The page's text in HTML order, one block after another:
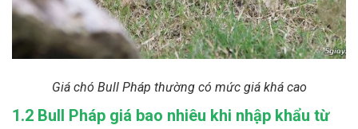
Giá chó Bull Pháp thường có mức giá khá cao
1.2 Bull Pháp giá bao nhiêu khi nhập khẩu từ